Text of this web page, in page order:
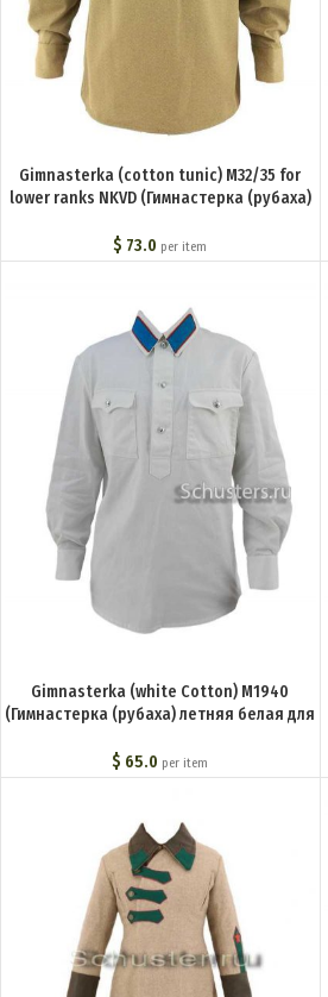
Gimnasterka (cotton tunic) M32/35 for
lower ranks NKVD (Гимнастерка (рубаха)
состава обр. 32/35 г. (НКВД)) M3-019-U
$ 73.0 per item
Gimnasterka (white Cotton) M1940
(Гимнастерка (рубаха) летняя белая для
(милиция)) M3-062-U
$ 65.0 per item